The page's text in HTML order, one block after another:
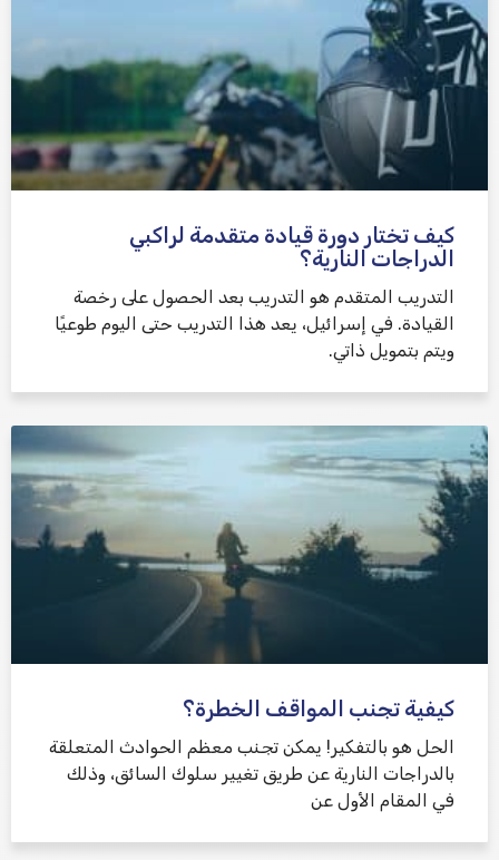
كيف تختار دورة قيادة متقدمة لراكبي
الدراجات النارية؟
التدريب المتقدم هو التدريب بعد الحصول على رخصة
القيادة. في إسرائيل، يعد هذا التدريب حتى اليوم طوعيًا
ويتم بتمويل ذاتي.
كيفية تجنب المواقف الخطرة؟
الحل هو بالتفكير! يمكن تجنب معظم الحوادث المتعلقة
بالدراجات النارية عن طريق تغيير سلوك السائق، وذلك
في المقام الأول عن